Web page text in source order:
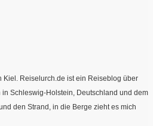
Kiel. Reiselurch.de ist ein Reiseblog über
Schleswig-Holstein, Deutschland und dem
den Strand, in die Berge zieht es mich